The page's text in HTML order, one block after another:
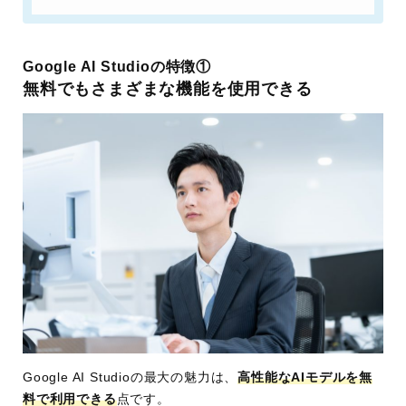
Google AI Studioの特徴①
無料でもさまざまな機能を使用できる
Google AI Studioの最大の魅力は、高性能なAIモデルを無
料で利用できる点です。